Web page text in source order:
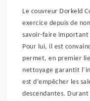
Le couvreur Dorkeld
exercice depuis de
savoir-faire important
Pour lui, il est
permet, en premier
nettoyage garantit
est d’empêcher les
descendantes.